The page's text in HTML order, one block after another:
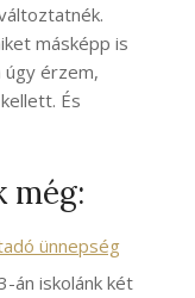
másképp is
érzem,
És
még:
ünnepség
án iskolánk két